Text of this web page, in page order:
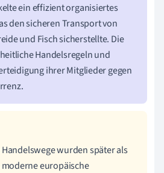
ein effizient organisiertes
den sicheren Transport von
und Fisch sicherstellte. Die
Handelsregeln und
ihrer Mitglieder gegen
wurden später als
europäische